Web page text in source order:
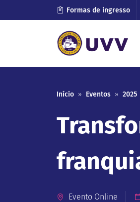
Formas de ingresso
Início » Eventos » 2025
Evento Online